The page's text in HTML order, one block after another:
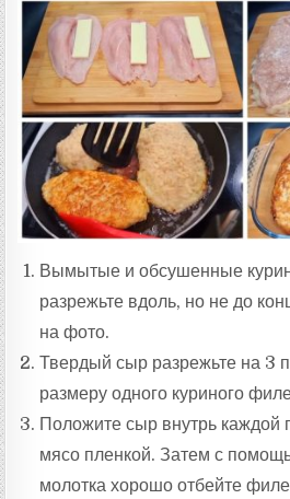
Вымытые и обсушенные
разрежьте вдоль, но не до
на фото.
Твердый сыр разрежьте на 3
размеру одного куриного
Положите сыр внутрь каждой
мясо пленкой. Затем с
молотка хорошо отбейте